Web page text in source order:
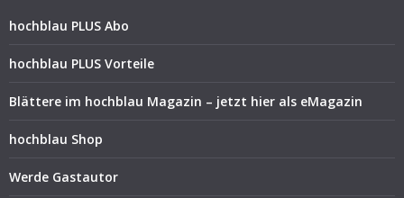
hochblau PLUS Abo
hochblau PLUS Vorteile
Blättere im hochblau Magazin – jetzt hier als eMagazin
hochblau Shop
Werde Gastautor